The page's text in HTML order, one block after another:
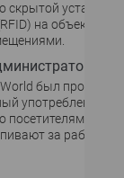
скрытой
на объекте
был проведен
употреблению
По
за рабочий